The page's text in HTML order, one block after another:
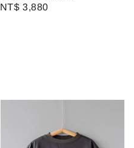
Regular
NT$ 3,880